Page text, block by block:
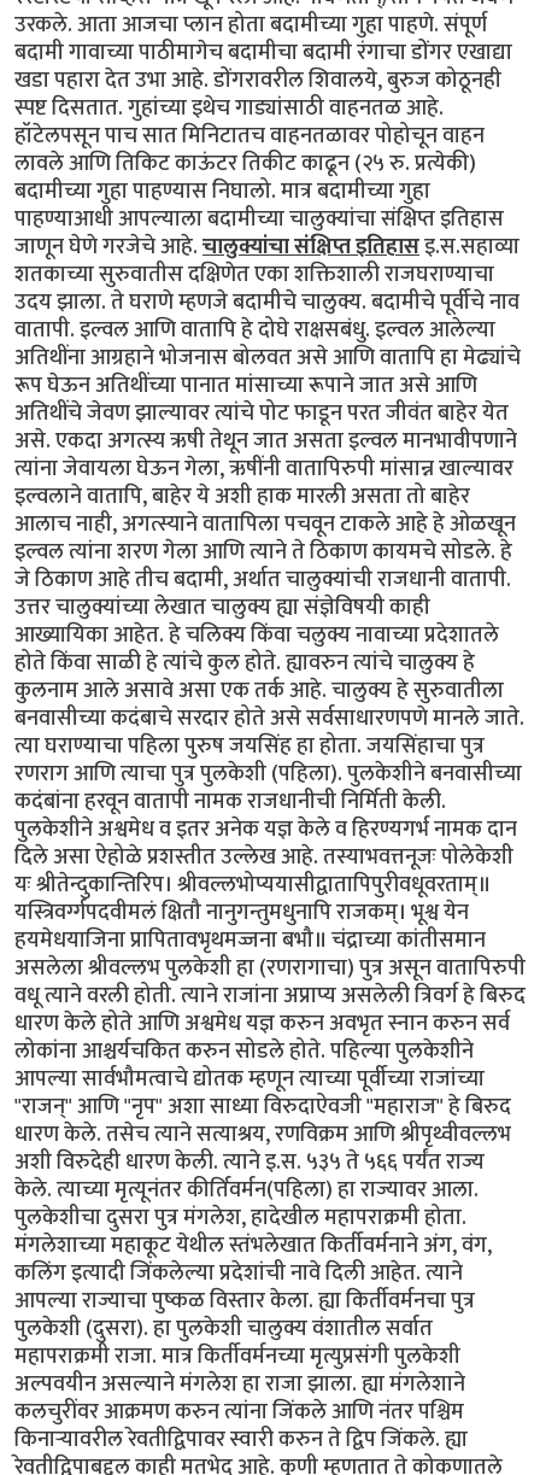
उरकले. आता आजचा प्लान होता बदामीच्या गुहा पाहणे. संपूर्ण
बदामी गावाच्या पाठीमागेच बदामीचा बदामी रंगाचा डोंगर एखाद्या
खडा पहारा देत उभा आहे. डोंगरावरील शिवालये, बुरुज कोठूनही
स्पष्ट दिसतात. गुहांच्या इथेच गाड्यांसाठी वाहनतळ आहे.
हॉटेलपसून पाच सात मिनिटातच वाहनतळावर पोहोचून वाहन
लावले आणि तिकिट काऊंटर तिकीट काढून (२५ रु. प्रत्येकी)
बदामीच्या गुहा पाहण्यास निघालो. मात्र बदामीच्या गुहा
पाहण्याआधी आपल्याला बदामीच्या चालुक्यांचा संक्षिप्त इतिहास
जाणून घेणे गरजेचे आहे.चालुक्यांचा संक्षिप्त इतिहासइ.स.सहाव्या
शतकाच्या सुरुवातीस दक्षिणेत एका शक्तिशाली राजघराण्याचा
उदय झाला. ते घराणे म्हणजे बदामीचे चालुक्य. बदामीचे पूर्वीचे नाव
वातापी. इल्वल आणि वातापि हे दोघे राक्षसबंधु. इल्वल आलेल्या
अतिथींना आग्रहाने भोजनास बोलवत असे आणि वातापि हा मेढ्यांचे
रूप घेऊन अतिथींच्या पानात मांसाच्या रूपाने जात असे आणि
अतिथींचे जेवण झाल्यावर त्यांचे पोट फाडून परत जीवंत बाहेर येत
असे. एकदा अगत्स्य ऋषी तेथून जात असता इल्वल मानभावीपणाने
त्यांना जेवायला घेऊन गेला, ऋषींनी वातापिरुपी मांसान्न खाल्यावर
इल्वलाने वातापि, बाहेर ये अशी हाक मारली असता तो बाहेर
आलाच नाही, अगत्स्याने वातापिला पचवून टाकले आहे हे ओळखून
इल्वल त्यांना शरण गेला आणि त्याने ते ठिकाण कायमचे सोडले. हे
जे ठिकाण आहे तीच बदामी, अर्थात चालुक्यांची राजधानी वातापी.
उत्तर चालुक्यांच्या लेखात चालुक्य ह्या संज्ञेविषयी काही
आख्यायिका आहेत. हे चलिक्य किंवा चलुक्य नावाच्या प्रदेशातले
होते किंवा साळी हे त्यांचे कुल होते. ह्यावरुन त्यांचे चालुक्य हे
कुलनाम आले असावे असा एक तर्क आहे. चालुक्य हे सुरुवातीला
बनवासीच्या कदंबाचे सरदार होते असे सर्वसाधारणपणे मानले जाते.
त्या घराण्याचा पहिला पुरुष जयसिंह हा होता. जयसिंहाचा पुत्र
रणराग आणि त्याचा पुत्र पुलकेशी (पहिला). पुलकेशीने बनवासीच्या
कदंबांना हरवून वातापी नामक राजधानीची निर्मिती केली.
पुलकेशीने अश्वमेध व इतर अनेक यज्ञ केले व हिरण्यगर्भ नामक दान
दिले असा ऐहोळे प्रशस्तीत उल्लेख आहे. तस्याभवत्तनूजः पोलेकेशी
यः श्रीतेन्दुकान्तिरिप। श्रीवल्लभोप्ययासीद्वातापिपुरीवधूवरताम्॥
यस्त्रिवर्ग्गपदवीमलं क्षितौ नानुगन्तुमधुनापि राजकम्। भूश्व येन
हयमेधयाजिना प्रापितावभृथमज्जना बभौ॥ चंद्राच्या कांतीसमान
असलेला श्रीवल्लभ पुलकेशी हा (रणरागाचा) पुत्र असून वातापिरुपी
वधू त्याने वरली होती. त्याने राजांना अप्राप्य असलेली त्रिवर्ग हे बिरुद
धारण केले होते आणि अश्वमेध यज्ञ करुन अवभृत स्नान करुन सर्व
लोकांना आश्चर्यचकित करुन सोडले होते. पहिल्या पुलकेशीने
आपल्या सार्वभौमत्वाचे द्योतक म्हणून त्याच्या पूर्वीच्या राजांच्या
"राजन्" आणि "नृप" अशा साध्या विरुदाऐवजी "महाराज" हे बिरुद
धारण केले. तसेच त्याने सत्याश्रय, रणविक्रम आणि श्रीपृथ्वीवल्लभ
अशी विरुदेही धारण केली. त्याने इ.स. ५३५ ते ५६६ पर्यंत राज्य
केले. त्याच्या मृत्यूनंतर कीर्तिवर्मन(पहिला) हा राज्यावर आला.
पुलकेशीचा दुसरा पुत्र मंगलेश, हादेखील महापराक्रमी होता.
मंगलेशाच्या महाकूट येथील स्तंभलेखात किर्तीवर्मनाने अंग, वंग,
कलिंग इत्यादी जिंकलेल्या प्रदेशांची नावे दिली आहेत. त्याने
आपल्या राज्याचा पुष्कळ विस्तार केला. ह्या किर्तीवर्मनचा पुत्र
पुलकेशी (दुसरा). हा पुलकेशी चालुक्य वंशातील सर्वात
महापराक्रमी राजा. मात्र किर्तीवर्मनच्या मृत्युप्रसंगी पुलकेशी
अल्पवयीन असल्याने मंगलेश हा राजा झाला. ह्या मंगलेशाने
कलचुरींवर आक्रमण करुन त्यांना जिंकले आणि नंतर पश्चिम
किनार्‍यावरील रेवतीद्विपावर स्वारी करुन ते द्विप जिंकले. ह्या
रेवतीद्विपाबद्द्ल काही मतभेद आहे. कुणी म्हणतात ते कोकणातले